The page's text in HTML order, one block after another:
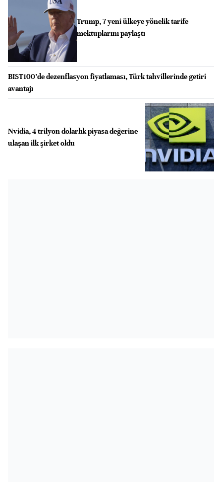
Trump, 7 yeni ülkeye yönelik tarife
mektuplarını paylaştı
BIST100’de dezenflasyon fiyatlaması, Türk tahvillerinde getiri
avantajı
Nvidia, 4 trilyon dolarlık piyasa değerine
ulaşan ilk şirket oldu